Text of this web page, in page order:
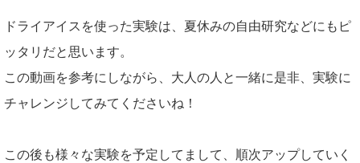
ドライアイスを使った実験は、夏休みの自由研究などにもピ
ッタリだと思います。
この動画を参考にしながら、大人の人と一緒に是非、実験に
チャレンジしてみてくださいね！
この後も様々な実験を予定してまして、順次アップしていく